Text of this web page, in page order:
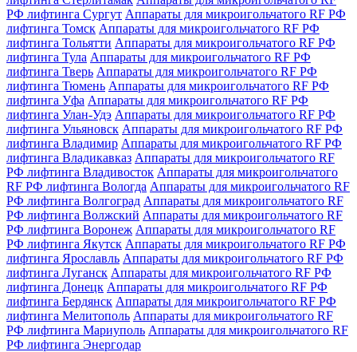
РФ лифтинга Сургут Аппараты для микроигольчатого RF РФ
лифтинга Томск Аппараты для микроигольчатого RF РФ
лифтинга Тольятти Аппараты для микроигольчатого RF РФ
лифтинга Тула Аппараты для микроигольчатого RF РФ
лифтинга Тверь Аппараты для микроигольчатого RF РФ
лифтинга Тюмень Аппараты для микроигольчатого RF РФ
лифтинга Уфа Аппараты для микроигольчатого RF РФ
лифтинга Улан-Удэ Аппараты для микроигольчатого RF РФ
лифтинга Ульяновск Аппараты для микроигольчатого RF РФ
лифтинга Владимир Аппараты для микроигольчатого RF РФ
лифтинга Владикавказ Аппараты для микроигольчатого RF
РФ лифтинга Владивосток Аппараты для микроигольчатого
RF РФ лифтинга Вологда Аппараты для микроигольчатого RF
РФ лифтинга Волгоград Аппараты для микроигольчатого RF
РФ лифтинга Волжский Аппараты для микроигольчатого RF
РФ лифтинга Воронеж Аппараты для микроигольчатого RF
РФ лифтинга Якутск Аппараты для микроигольчатого RF РФ
лифтинга Ярославль Аппараты для микроигольчатого RF РФ
лифтинга Луганск Аппараты для микроигольчатого RF РФ
лифтинга Донецк Аппараты для микроигольчатого RF РФ
лифтинга Бердянск Аппараты для микроигольчатого RF РФ
лифтинга Мелитополь Аппараты для микроигольчатого RF
РФ лифтинга Мариуполь Аппараты для микроигольчатого RF
РФ лифтинга Энергодар